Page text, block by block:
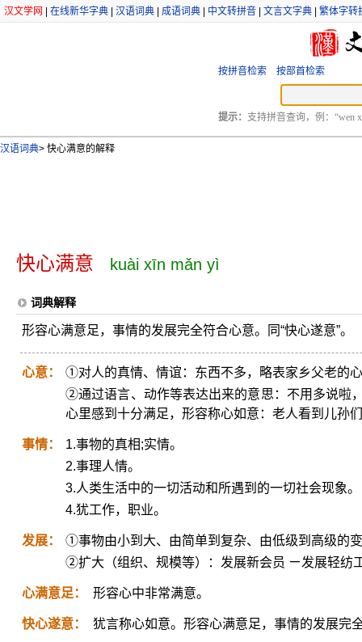
汉文学网 在线新华字典 汉语词典 成语词典 中文转拼音 文言文字典 繁体字转
按拼音检索 按部首检索
提示： 支持拼音查询，例：“wen
汉语词典> 快心满意的解释
快心满意 kuài xīn mǎn yì
词典解释
形容心满意足，事情的发展完全符合心意。同“快心遂意”。
心意：
①对人的真情、情谊：东西不多，略表家乡父老的
②通过语言、动作等表达出来的意思：不用多说啦
心里感到十分满足，形容称心如意：老人看到儿孙
事情：
1.事物的真相;实情。
2.事理人情。
3.人类生活中的一切活动和所遇到的一切社会现象。
4.犹工作，职业。
发展：
①事物由小到大、由简单到复杂、由低级到高级的
②扩大（组织、规模等）：发展新会员 ㄧ发展轻纺
心满意足： 形容心中非常满意。
快心遂意： 犹言称心如意。形容心满意足，事情的发展完